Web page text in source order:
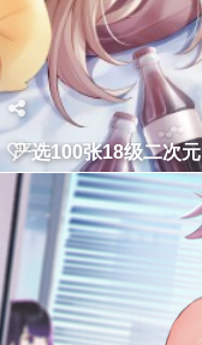
严选100张18级二次元